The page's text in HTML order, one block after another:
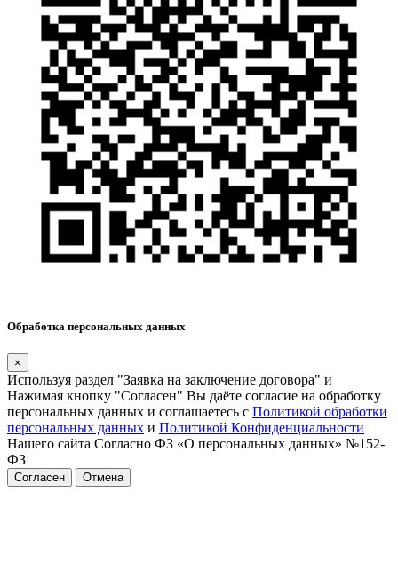
Обработка персональных данных
×
Используя раздел "Заявка на заключение договора" и
Нажимая кнопку "Согласен" Вы даёте согласие на обработку
персональных данных и соглашаетесь с Политикой обработки
персональных данных и Политикой Конфиденциальности
Нашего сайта Согласно ФЗ «О персональных данных» №152-
ФЗ
Согласен Отмена